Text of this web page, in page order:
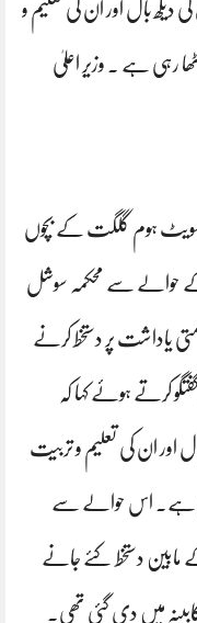
بال اور ان کی تعلیم و
رہی ہے . وزیر اعلیٰ
سویٹ ہوم گلگت کے بچوں
کے حوالے سے محکمہ سوشل
یاداشت پر دستخط کرنے
کرتے ہوئے کہا کہ
اور ان کی تعلیم و تربیت
رہی ہے۔ اس حوالے سے
مابین دستخط کئے جانے
میں دی گئی تھی۔